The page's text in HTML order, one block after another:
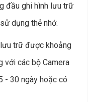
đầu ghi hình lưu trữ
dụng thẻ nhớ.
trữ được khoảng
với các bộ Camera
- 30 ngày hoặc có